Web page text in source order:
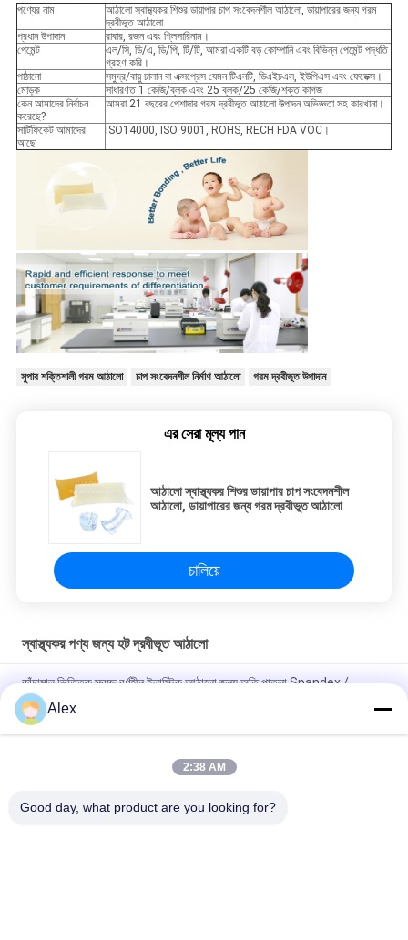
পণ্যের নাম
আঠালো স্বাস্থ্যকর শিশুর ডায়াপার চাপ সংবেদনশীল আঠালো, ডায়াপারের জন্য গরম
দ্রবীভূত আঠালো
প্রধান উপাদান
রাবার, রজন এবং গ্লিসারিনাম।
পেমেন্ট
এল/সি, ডি/এ, ডি/পি, টি/টি, আমরা একটি বড় কোম্পানি এবং বিভিন্ন পেমেন্ট পদ্ধতি
গ্রহণ করি।
পাঠানো
সমুদ্র/বায়ু চালান বা এক্সপ্রেস যেমন টিএনটি, ডিএইচএল, ইউপিএস এবং ফেডেক্স।
মোড়ক
সাধারণত 1 কেজি/ব্লক এবং 25 ব্লক/25 কেজি/শক্ত কাগজ
কেন আমাদের নির্বাচন
করেছে?
আমরা 21 বছরের পেশাদার গরম দ্রবীভূত আঠালো উত্পাদন অভিজ্ঞতা সহ কারখানা।
সার্টিফিকেট আমাদের
আছে
ISO14000, ISO 9001, ROHS, RECH FDA VOC।
সুপার শক্তিশালী গরম আঠালো চাপ সংবেদনশীল নির্মাণ আঠালো গরম দ্রবীভূত উপাদান
এর সেরা মূল্য পান
আঠালো স্বাস্থ্যকর শিশুর ডায়াপার চাপ সংবেদনশীল
আঠালো, ডায়াপারের জন্য গরম দ্রবীভূত আঠালো
চালিয়ে
স্বাস্থ্যকর পণ্য জন্য হট দ্রবীভূত আঠালো
কাঁচামাল ভিত্তিক স্বচ্ছ বর্ণহীন ইলাস্টিক আঠালো জন্য অতি পাতলা Spandex /
disposable প্যান পণ্য মধ্যে ইলাস্টিক
বালিশ টাইপ প্যাকিং হাইজেনিক ডিসপোজেবল হট মেল্ট আঠালো স্বচ্ছ রঙের সাথে গরম গলিত
Alex
2:38 AM
Good day, what product are you looking for?